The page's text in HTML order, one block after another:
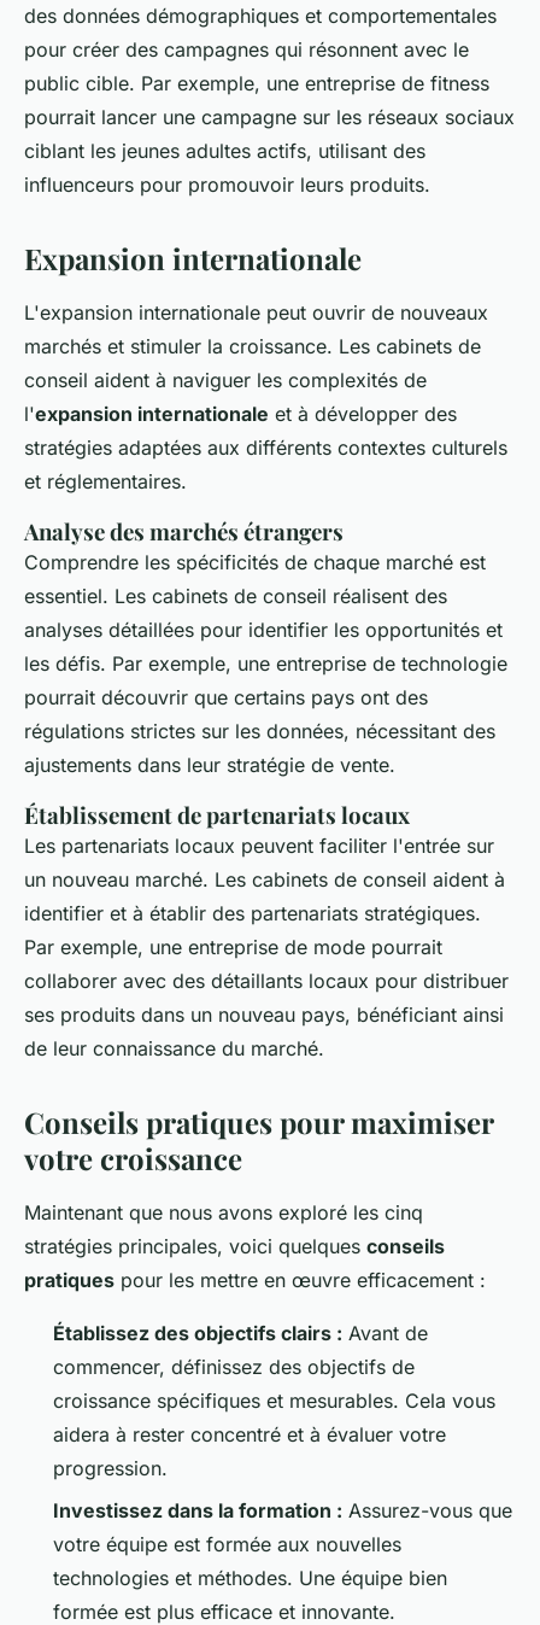
des données démographiques et comportementales
pour créer des campagnes qui résonnent avec le
public cible. Par exemple, une entreprise de fitness
pourrait lancer une campagne sur les réseaux sociaux
ciblant les jeunes adultes actifs, utilisant des
influenceurs pour promouvoir leurs produits.
Expansion internationale
L'expansion internationale peut ouvrir de nouveaux
marchés et stimuler la croissance. Les cabinets de
conseil aident à naviguer les complexités de
l'expansion internationale et à développer des
stratégies adaptées aux différents contextes culturels
et réglementaires.
Analyse des marchés étrangers
Comprendre les spécificités de chaque marché est
essentiel. Les cabinets de conseil réalisent des
analyses détaillées pour identifier les opportunités et
les défis. Par exemple, une entreprise de technologie
pourrait découvrir que certains pays ont des
régulations strictes sur les données, nécessitant des
ajustements dans leur stratégie de vente.
Établissement de partenariats locaux
Les partenariats locaux peuvent faciliter l'entrée sur
un nouveau marché. Les cabinets de conseil aident à
identifier et à établir des partenariats stratégiques.
Par exemple, une entreprise de mode pourrait
collaborer avec des détaillants locaux pour distribuer
ses produits dans un nouveau pays, bénéficiant ainsi
de leur connaissance du marché.
Conseils pratiques pour maximiser
votre croissance
Maintenant que nous avons exploré les cinq
stratégies principales, voici quelques conseils
pratiques pour les mettre en œuvre efficacement :
Établissez des objectifs clairs : Avant de
commencer, définissez des objectifs de
croissance spécifiques et mesurables. Cela vous
aidera à rester concentré et à évaluer votre
progression.
Investissez dans la formation : Assurez-vous que
votre équipe est formée aux nouvelles
technologies et méthodes. Une équipe bien
formée est plus efficace et innovante.